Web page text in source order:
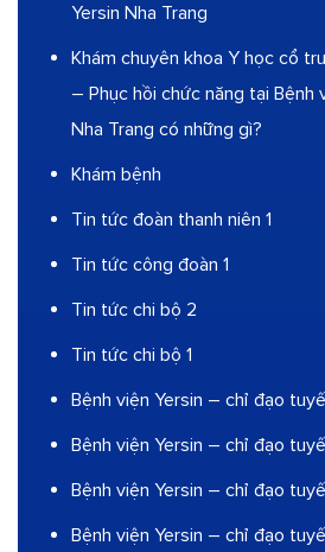
Yersin Nha Trang
Khám chuyên khoa Y học cổ
– Phục hồi chức năng tại Bệnh
Nha Trang có những gì?
Khám bệnh
Tin tức đoàn thanh niên 1
Tin tức công đoàn 1
Tin tức chi bộ 2
Tin tức chi bộ 1
Bệnh viện Yersin – chỉ đạo
Bệnh viện Yersin – chỉ đạo
Bệnh viện Yersin – chỉ đạo
Bệnh viện Yersin – chỉ đạo